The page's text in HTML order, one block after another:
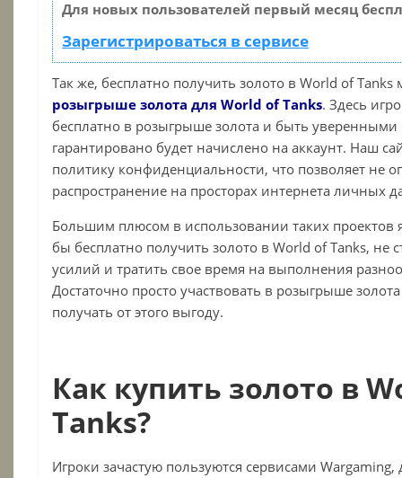
Для новых пользователей первый месяц
Зарегистрироваться в сервисе
Так же, бесплатно получить золото вWorld ofTanks
розыгрыше золота для World of Tanks. Здесь
бесплатно в розыгрыше золота и быть уверенными
гарантировано будет начислено на аккаунт. Наш
политику конфиденциальности, что позволяет не
распространение на просторах интернета личных
Большим плюсом в использовании таких проектов
бы бесплатно получить золото вWorld ofTanks, не
усилий и тратить свое время на выполнения
Достаточно просто участвовать в розыгрыше
получать от этого выгоду.
Как купить золото в
Tanks?
Игроки зачастую пользуются сервисами Wargaming,